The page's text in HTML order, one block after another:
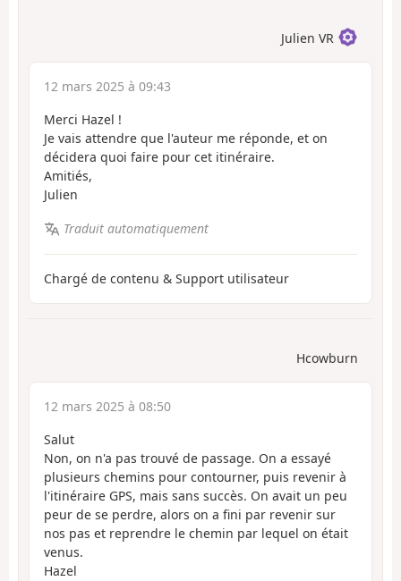
Julien VR
12 mars 2025 à 09:43
Merci Hazel !
Je vais attendre que l'auteur me réponde, et on
décidera quoi faire pour cet itinéraire.
Amitiés,
Julien
Traduit automatiquement
Chargé de contenu & Support utilisateur
Hcowburn
12 mars 2025 à 08:50
Salut
Non, on n'a pas trouvé de passage. On a essayé
plusieurs chemins pour contourner, puis revenir à
l'itinéraire GPS, mais sans succès. On avait un peu
peur de se perdre, alors on a fini par revenir sur
nos pas et reprendre le chemin par lequel on était
venus.
Hazel